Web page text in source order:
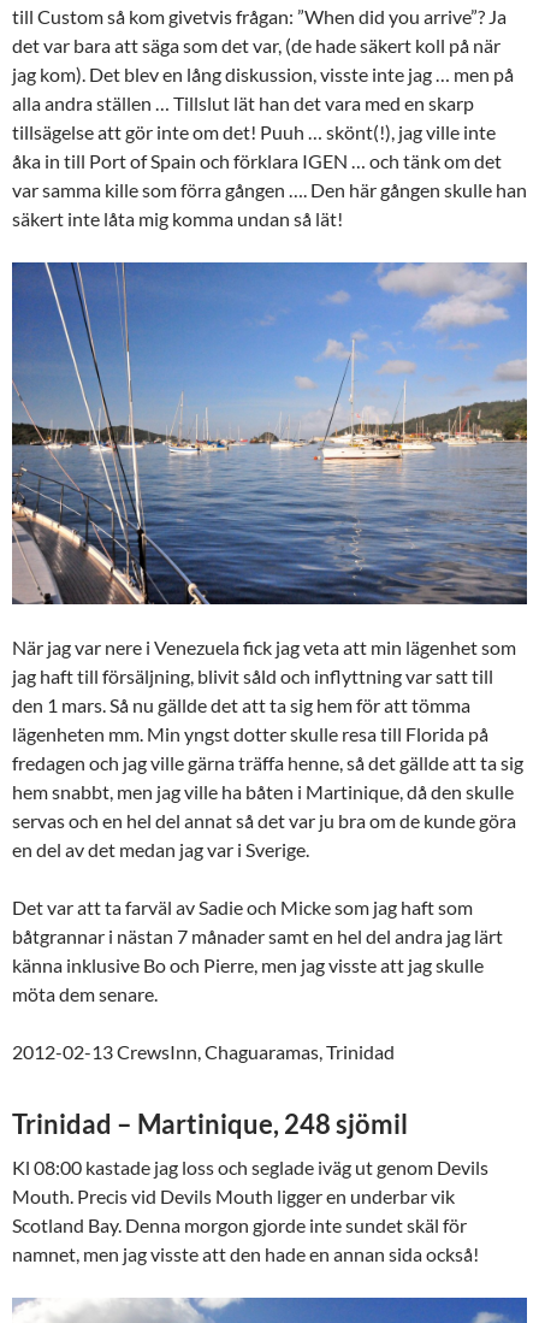
till Custom så kom givetvis frågan: ”When did you arrive”? Ja
det var bara att säga som det var, (de hade säkert koll på när
jag kom). Det blev en lång diskussion, visste inte jag … men på
alla andra ställen … Tillslut lät han det vara med en skarp
tillsägelse att gör inte om det! Puuh … skönt(!), jag ville inte
åka in till Port of Spain och förklara IGEN … och tänk om det
var samma kille som förra gången …. Den här gången skulle han
säkert inte låta mig komma undan så lät!
När jag var nere i Venezuela fick jag veta att min lägenhet som
jag haft till försäljning, blivit såld och inflyttning var satt till
den 1 mars. Så nu gällde det att ta sig hem för att tömma
lägenheten mm. Min yngst dotter skulle resa till Florida på
fredagen och jag ville gärna träffa henne, så det gällde att ta sig
hem snabbt, men jag ville ha båten i Martinique, då den skulle
servas och en hel del annat så det var ju bra om de kunde göra
en del av det medan jag var i Sverige.
Det var att ta farväl av Sadie och Micke som jag haft som
båtgrannar i nästan 7 månader samt en hel del andra jag lärt
känna inklusive Bo och Pierre, men jag visste att jag skulle
möta dem senare.
2012-02-13 CrewsInn, Chaguaramas, Trinidad
Trinidad – Martinique, 248 sjömil
Kl 08:00 kastade jag loss och seglade iväg ut genom Devils
Mouth. Precis vid Devils Mouth ligger en underbar vik
Scotland Bay. Denna morgon gjorde inte sundet skäl för
namnet, men jag visste att den hade en annan sida också!